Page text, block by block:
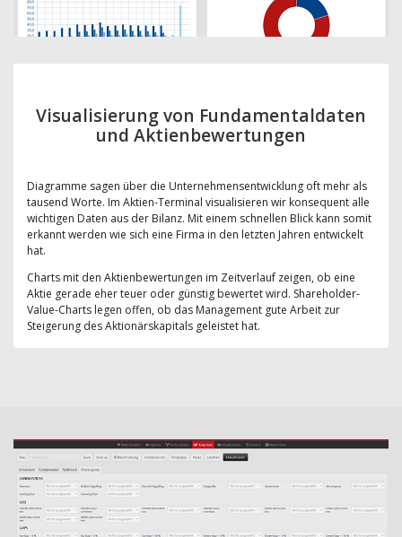
Visualisierung von Fundamentaldaten
und Aktienbewertungen
Diagramme sagen über die Unternehmensentwicklung oft mehr als
tausend Worte. Im Aktien-Terminal visualisieren wir konsequent alle
wichtigen Daten aus der Bilanz. Mit einem schnellen Blick kann somit
erkannt werden wie sich eine Firma in den letzten Jahren entwickelt
hat.
Charts mit den Aktienbewertungen im Zeitverlauf zeigen, ob eine
Aktie gerade eher teuer oder günstig bewertet wird. Shareholder-
Value-Charts legen offen, ob das Management gute Arbeit zur
Steigerung des Aktionärskapitals geleistet hat.